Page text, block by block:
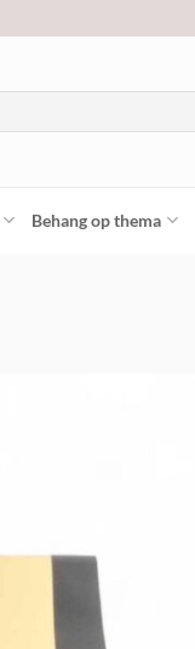
Behang op thema